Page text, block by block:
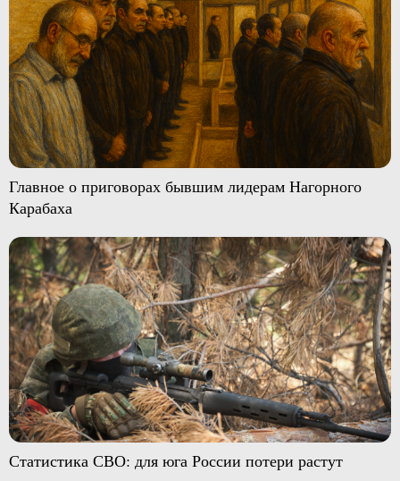
Главное о приговорах бывшим лидерам Нагорного
Карабаха
Статистика СВО: для юга России потери растут